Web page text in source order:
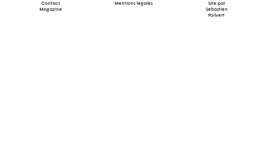
Contact
Magazine
Mentions légales
Site par
Sébastien
Poilvert